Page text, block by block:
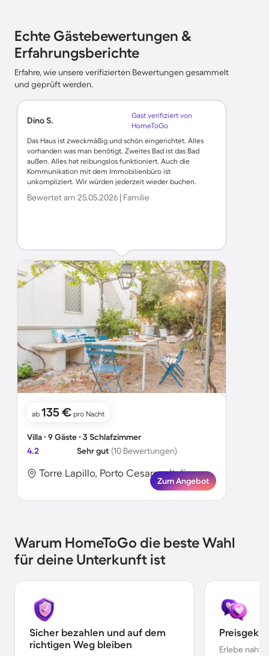
Echte Gästebewertungen &
Erfahrungsberichte
Erfahre, wie unsere verifizierten Bewertungen gesammelt
und geprüft werden.
Dino S.
Gast verifiziert von
HomeToGo
Das Haus ist zweckmäßig und schön eingerichtet. Alles
vorhanden was man benötigt. Zweites Bad ist das Bad
außen. Alles hat reibungslos funktioniert. Auch die
Kommunikation mit dem Immobilienbüro ist
unkompliziert. Wir würden jederzeit wieder buchen.
Bewertet am 25.05.2026 | Familie
ab 135 € pro Nacht
Villa ∙ 9 Gäste ∙ 3 Schlafzimmer
4.2
Sehr gut (10 Bewertungen)
Torre Lapillo, Porto Cesareo, Italien
Zum Angebot
Warum HomeToGo die beste Wahl
für deine Unterkunft ist
Sicher bezahlen und auf dem
richtigen Weg bleiben
Erlebe